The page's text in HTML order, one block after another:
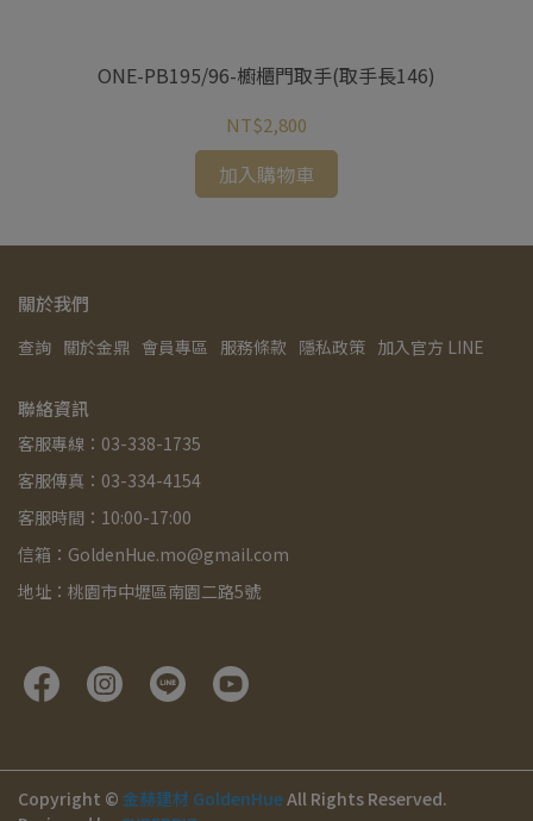
ONE-PB195/96-櫥櫃門取手(取手長146)
NT$2,800
加入購物車
關於我們
查詢 關於金鼎 會員專區 服務條款 隱私政策 加入官方 LINE
聯絡資訊
客服專線：03-338-1735
客服傳真：03-334-4154
客服時間：10:00-17:00
信箱：GoldenHue.mo@gmail.com
地址：桃園市中壢區南園二路5號
Copyright © 金赫建材 GoldenHueAll Rights Reserved.